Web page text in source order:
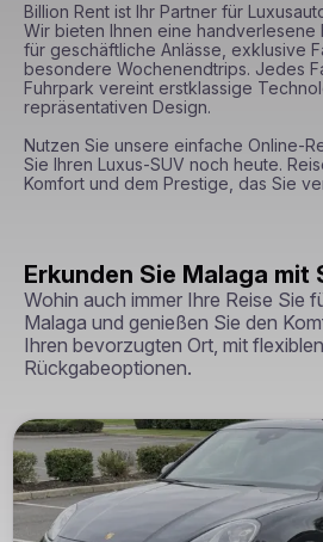
Billion Rent ist Ihr Partner für
Wir bieten Ihnen eine handverlesene
für geschäftliche Anlässe, exklusive
besondere Wochenendtrips. Jedes
Fuhrpark vereint erstklassige
repräsentativen Design.
Nutzen Sie unsere einfache Online-
Sie Ihren Luxus-SUV noch heute.
Komfort und dem Prestige, das Sie
Erkunden Sie Malaga mit
Wohin auch immer Ihre Reise Sie
Malaga und genießen Sie den
Ihren bevorzugten Ort, mit
Rückgabeoptionen.